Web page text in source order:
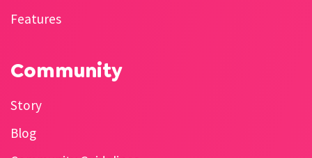
Features
Community
Story
Blog